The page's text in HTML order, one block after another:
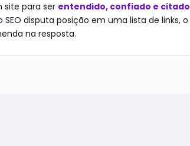
site para ser entendido, confiado e citado
disputa posição em uma lista de links, o
na resposta.